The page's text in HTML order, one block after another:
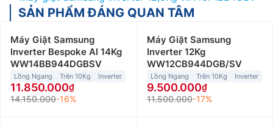
SẢN PHẨM ĐÁNG QUAN TÂM
Máy Giặt Samsung
Inverter Bespoke AI 14Kg
WW14BB944DGBSV
Lồng Ngang Trên 10Kg Inverter
11.850.000
14.150.000-16%
Máy Giặt Samsung
Inverter 12Kg
WW12CB944DGB/SV
Lồng Ngang Trên 10Kg Inverter
9.500.000
11.500.000-17%